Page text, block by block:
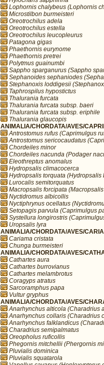
Lophornis chalybeus (Lophornis
Microstilbon burmeisteri
Oreotrochilus adela
Oreotrochilus estella
Oreotrochilus leucopleurus
Patagona gigas
Phaethornis eurynome
Phaethornis pretrei
Polytmus guainumbi
Sappho sparganurus (Sappho
Sephanoides sephaniodes
Stephanoxis loddigesii
Taphrospilus hypostictus
Thalurania furcata
Thalurania furcata subsp. baeri
Thalurania furcata subsp. eriphile
Thalurania glaucopis
ANIMALIA/CHORDATA/AVES/
Antrostomus rufus (Caprimulgus
Antrostomus sericocaudatus
Chordeiles minor
Chordeiles nacunda (Podager
Eleothreptus anomalus
Hydropsalis climacocerca
Hydropsalis torquata (Hydropsalis
Lurocalis semitorquatus
Macropsalis forcipata
Nyctidromus albicollis
Nyctiphrynus ocellatus
Setopagis parvula (Caprimulgus
Systellura longirostris
Uropsalis lyra
ANIMALIA/CHORDATA/AVES/
Cariama cristata
Chunga burmeisteri
ANIMALIA/CHORDATA/AVES/
Cathartes aura
Cathartes burrovianus
Cathartes melambrotus
Coragyps atratus
Sarcoramphus papa
Vultur gryphus
ANIMALIA/CHORDATA/AVES/
Anarhynchus alticola (Charadrius
Anarhynchus collaris (Charadrius
Anarhynchus falklandicus
Charadrius semipalmatus
Oreopholus ruficollis
Phegornis mitchellii (Phergornis
Pluvialis dominica
Pluvialis squatarola